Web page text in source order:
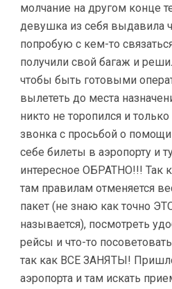
молчание на другом конце
девушка из себя выдавила
попробую с кем-то
получили свой багаж и
чтобы быть готовыми
вылететь до места
никто не торопился и
звонка с просьбой о
себе билеты в аэропорту и
интересное ОБРАТНО!!! Так
там правилам отменяется
пакет (не знаю как точно
называется), посмотреть
рейсы и что-то
так как ВСЕ ЗАНЯТЫ!
аэропорта и там искать